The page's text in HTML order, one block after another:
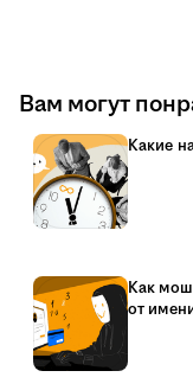
Вам могут
Какие
Как
от